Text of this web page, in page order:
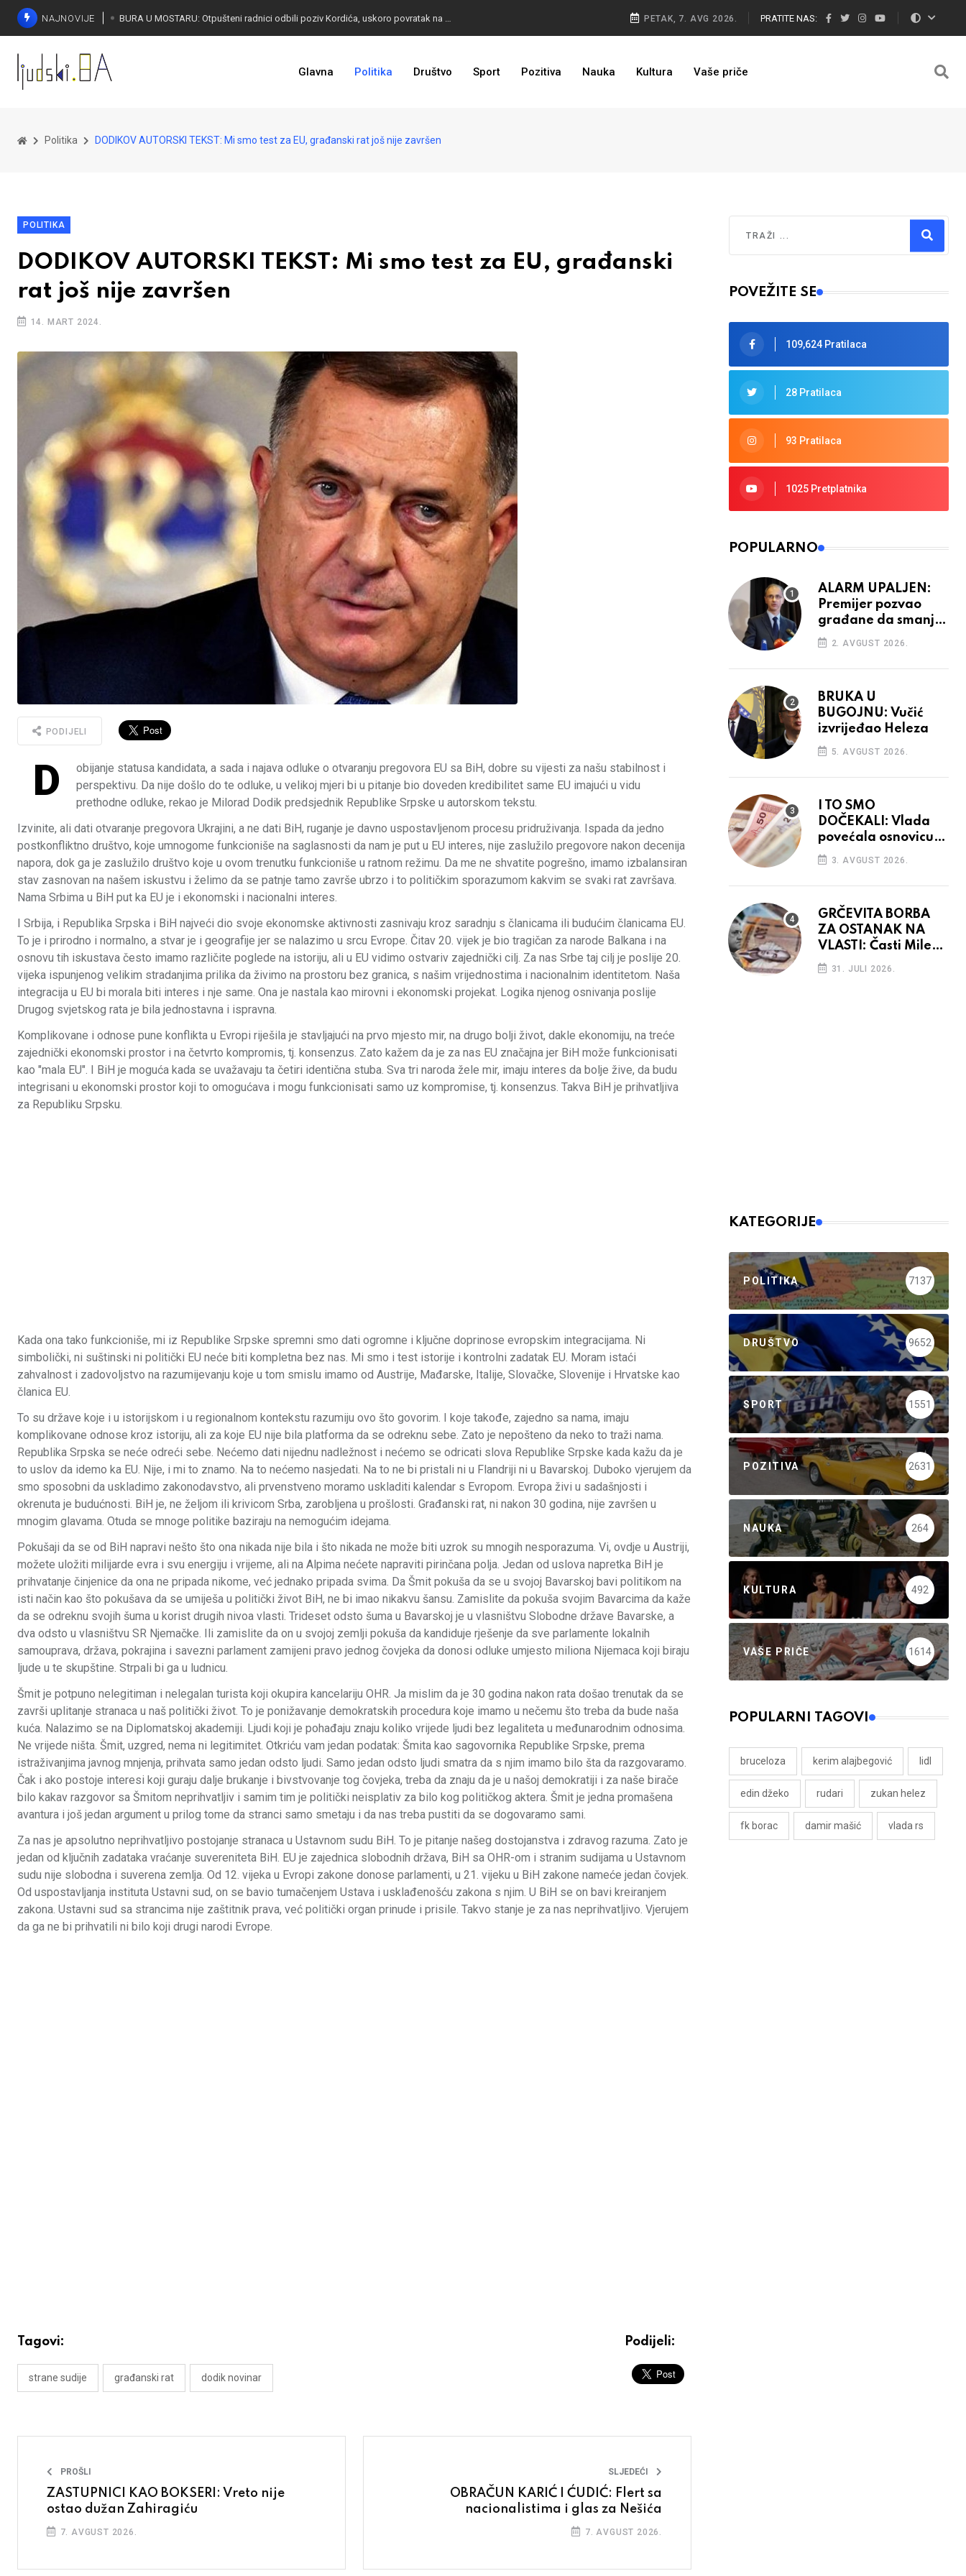
NAJNOVIJE PETAK, 7. AVG 2026. PRATITE NAS:
Glavna Politika Društvo Sport Pozitiva Nauka Kultura Vaše priče
Politika DODIKOV AUTORSKI TEKST: Mi smo test za EU, građanski rat još nije završen
POLITIKA
DODIKOV AUTORSKI TEKST: Mi smo test za EU, građanski
rat još nije završen
14. MART 2024.
PODIJELI
D
obijanje statusa kandidata, a sada i najava odluke o otvaranju pregovora EU sa BiH, dobre su vijesti za našu stabilnost i
perspektivu. Da nije došlo do te odluke, u velikoj mjeri bi u pitanje bio doveden kredibilitet same EU imajući u vidu
prethodne odluke, rekao je Milorad Dodik predsjednik Republike Srpske u autorskom tekstu.
Izvinite, ali dati otvaranje pregovora Ukrajini, a ne dati BiH, ruganje je davno uspostavljenom procesu pridruživanja. Ispada da jedno
postkonfliktno društvo, koje umnogome funkcioniše na saglasnosti da nam je put u EU interes, nije zaslužilo pregovore nakon decenija
napora, dok ga je zaslužilo društvo koje u ovom trenutku funkcioniše u ratnom režimu. Da me ne shvatite pogrešno, imamo izbalansiran
stav zasnovan na našem iskustvu i želimo da se patnje tamo završe ubrzo i to političkim sporazumom kakvim se svaki rat završava.
Nama Srbima u BiH put ka EU je i ekonomski i nacionalni interes.
I Srbija, i Republika Srpska i BiH najveći dio svoje ekonomske aktivnosti zasnivaju kroz saradnju s članicama ili budućim članicama EU.
To je i prirodno i normalno, a stvar je i geografije jer se nalazimo u srcu Evrope. Čitav 20. vijek je bio tragičan za narode Balkana i na
osnovu tih iskustava često imamo različite poglede na istoriju, ali u EU vidimo ostvariv zajednički cilj. Za nas Srbe taj cilj je poslije 20.
vijeka ispunjenog velikim stradanjima prilika da živimo na prostoru bez granica, s našim vrijednostima i nacionalnim identitetom. Naša
integracija u EU bi morala biti interes i nje same. Ona je nastala kao mirovni i ekonomski projekat. Logika njenog osnivanja poslije
Drugog svjetskog rata je bila jednostavna i ispravna.
Komplikovane i odnose pune konflikta u Evropi riješila je stavljajući na prvo mjesto mir, na drugo bolji život, dakle ekonomiju, na treće
zajednički ekonomski prostor i na četvrto kompromis, tj. konsenzus. Zato kažem da je za nas EU značajna jer BiH može funkcionisati
kao "mala EU". I BiH je moguća kada se uvažavaju ta četiri identična stuba. Sva tri naroda žele mir, imaju interes da bolje žive, da budu
integrisani u ekonomski prostor koji to omogućava i mogu funkcionisati samo uz kompromise, tj. konsenzus. Takva BiH je prihvatljiva
za Republiku Srpsku.
Kada ona tako funkcioniše, mi iz Republike Srpske spremni smo dati ogromne i ključne doprinose evropskim integracijama. Ni
simbolički, ni suštinski ni politički EU neće biti kompletna bez nas. Mi smo i test istorije i kontrolni zadatak EU. Moram istaći
zahvalnost i zadovoljstvo na razumijevanju koje u tom smislu imamo od Austrije, Mađarske, Italije, Slovačke, Slovenije i Hrvatske kao
članica EU.
To su države koje i u istorijskom i u regionalnom kontekstu razumiju ovo što govorim. I koje takođe, zajedno sa nama, imaju
komplikovane odnose kroz istoriju, ali za koje EU nije bila platforma da se odreknu sebe. Zato je nepošteno da neko to traži nama.
Republika Srpska se neće odreći sebe. Nećemo dati nijednu nadležnost i nećemo se odricati slova Republike Srpske kada kažu da je
to uslov da idemo ka EU. Nije, i mi to znamo. Na to nećemo nasjedati. Na to ne bi pristali ni u Flandriji ni u Bavarskoj. Duboko vjerujem da
smo sposobni da uskladimo zakonodavstvo, ali prvenstveno moramo uskladiti kalendar s Evropom. Evropa živi u sadašnjosti i
okrenuta je budućnosti. BiH je, ne željom ili krivicom Srba, zarobljena u prošlosti. Građanski rat, ni nakon 30 godina, nije završen u
mnogim glavama. Otuda se mnoge politike baziraju na nemogućim idejama.
Pokušaji da se od BiH napravi nešto što ona nikada nije bila i što nikada ne može biti uzrok su mnogih nesporazuma. Vi, ovdje u Austriji,
možete uložiti milijarde evra i svu energiju i vrijeme, ali na Alpima nećete napraviti pirinčana polja. Јedan od uslova napretka BiH je
prihvatanje činjenice da ona ne pripada nikome, već jednako pripada svima. Da Šmit pokuša da se u svojoj Bavarskoj bavi politikom na
isti način kao što pokušava da se umiješa u politički život BiH, ne bi imao nikakvu šansu. Zamislite da pokuša svojim Bavarcima da kaže
da se odreknu svojih šuma u korist drugih nivoa vlasti. Trideset odsto šuma u Bavarskoj je u vlasništvu Slobodne države Bavarske, a
dva odsto u vlasništvu SR Njemačke. Ili zamislite da on u svojoj zemlji pokuša da kandiduje rješenje da sve parlamente lokalnih
samouprava, država, pokrajina i savezni parlament zamijeni pravo jednog čovjeka da donosi odluke umjesto miliona Nijemaca koji biraju
ljude u te skupštine. Strpali bi ga u ludnicu.
Šmit je potpuno nelegitiman i nelegalan turista koji okupira kancelariju OHR. Јa mislim da je 30 godina nakon rata došao trenutak da se
završi uplitanje stranaca u naš politički život. To je ponižavanje demokratskih procedura koje imamo u nečemu što treba da bude naša
kuća. Nalazimo se na Diplomatskoj akademiji. Ljudi koji je pohađaju znaju koliko vrijede ljudi bez legaliteta u međunarodnim odnosima.
Ne vrijede ništa. Šmit, uzgred, nema ni legitimitet. Otkriću vam jedan podatak: Šmita kao sagovornika Republike Srpske, prema
istraživanjima javnog mnjenja, prihvata samo jedan odsto ljudi. Samo jedan odsto ljudi smatra da s njim imamo bilo šta da razgovaramo.
Čak i ako postoje interesi koji guraju dalje brukanje i bivstvovanje tog čovjeka, treba da znaju da je u našoj demokratiji i za naše birače
bilo kakav razgovor sa Šmitom neprihvatljiv i samim tim je politički neisplativ za bilo kog političkog aktera. Šmit je jedna promašena
avantura i još jedan argument u prilog tome da stranci samo smetaju i da nas treba pustiti da se dogovaramo sami.
Za nas je apsolutno neprihvatljivo postojanje stranaca u Ustavnom sudu BiH. To je pitanje našeg dostojanstva i zdravog razuma. Zato je
jedan od ključnih zadataka vraćanje suvereniteta BiH. EU je zajednica slobodnih država, BiH sa OHR-om i stranim sudijama u Ustavnom
sudu nije slobodna i suverena zemlja. Od 12. vijeka u Evropi zakone donose parlamenti, u 21. vijeku u BiH zakone nameće jedan čovjek.
Od uspostavljanja instituta Ustavni sud, on se bavio tumačenjem Ustava i usklađenošću zakona s njim. U BiH se on bavi kreiranjem
zakona. Ustavni sud sa strancima nije zaštitnik prava, već politički organ prinude i prisile. Takvo stanje je za nas neprihvatljivo. Vjerujem
da ga ne bi prihvatili ni bilo koji drugi narodi Evrope.
Tagovi:
strane sudije građanski rat dodik novinar
Podijeli:
PROŠLI
ZASTUPNICI KAO BOKSERI: Vreto nije
ostao dužan Zahiragiću
7. AVGUST 2026.
SLJEDEĆI
OBRAČUN KARIĆ I ĆUDIĆ: Flert sa
nacionalistima i glas za Nešića
7. AVGUST 2026.
Type 2 or more characters for results.
POVEŽITE SE
109,624 Pratilaca
28 Pratilaca
93 Pratilaca
1025 Pretplatnika
POPULARNO
ALARM UPALJEN:
Premijer pozvao
građane da smanje
potrošnju struje
2. AVGUST 2026.
BRUKA U
BUGOJNU: Vučić
izvrijeđao Heleza
5. AVGUST 2026.
I TO SMO
DOČEKALI: Vlada
povećala osnovicu
za obračun plaća
budžetskim
korisnicima
3. AVGUST 2026.
GRČEVITA BORBA
ZA OSTANAK NA
VLASTI: Časti Mile
narodnim parama
31. JULI 2026.
KATEGORIJE
POLITIKA 7137
DRUŠTVO 9652
SPORT 1551
POZITIVA 2631
NAUKA 264
KULTURA 492
VAŠE PRIČE 1614
POPULARNI TAGOVI
bruceloza kerim alajbegović lidl
edin džeko rudari zukan helez
fk borac damir mašić vlada rs